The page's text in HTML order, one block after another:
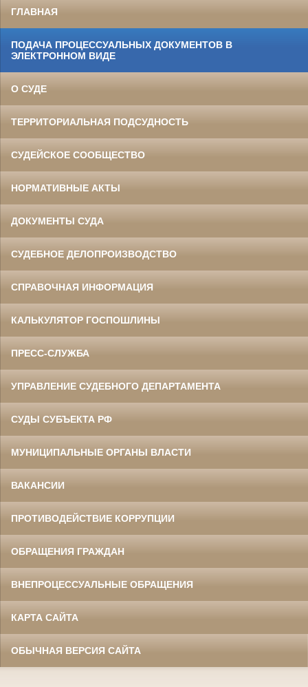
ГЛАВНАЯ
ПОДАЧА ПРОЦЕССУАЛЬНЫХ ДОКУМЕНТОВ В
ЭЛЕКТРОННОМ ВИДЕ
О СУДЕ
ТЕРРИТОРИАЛЬНАЯ ПОДСУДНОСТЬ
СУДЕЙСКОЕ СООБЩЕСТВО
НОРМАТИВНЫЕ АКТЫ
ДОКУМЕНТЫ СУДА
СУДЕБНОЕ ДЕЛОПРОИЗВОДСТВО
СПРАВОЧНАЯ ИНФОРМАЦИЯ
КАЛЬКУЛЯТОР ГОСПОШЛИНЫ
ПРЕСС-СЛУЖБА
УПРАВЛЕНИЕ СУДЕБНОГО ДЕПАРТАМЕНТА
СУДЫ СУБЪЕКТА РФ
МУНИЦИПАЛЬНЫЕ ОРГАНЫ ВЛАСТИ
ВАКАНСИИ
ПРОТИВОДЕЙСТВИЕ КОРРУПЦИИ
ОБРАЩЕНИЯ ГРАЖДАН
ВНЕПРОЦЕССУАЛЬНЫЕ ОБРАЩЕНИЯ
КАРТА САЙТА
ОБЫЧНАЯ ВЕРСИЯ САЙТА